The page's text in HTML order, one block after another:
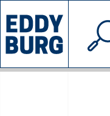
INIZIATIVE
©